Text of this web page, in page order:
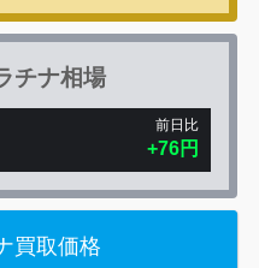
チナ相場
前日比
+76円
買取価格